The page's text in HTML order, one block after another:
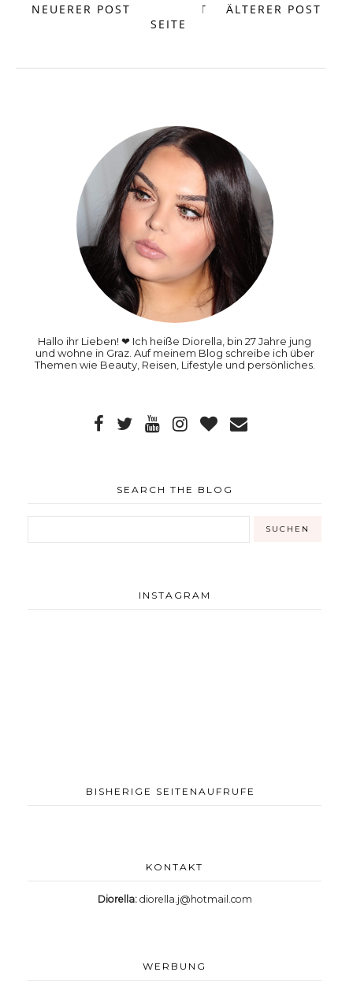
NEUERER POST ÄLTERER POST
START
SEITE
Hallo ihr Lieben! ❤ Ich heiße Diorella, bin 27 Jahre jung
und wohne in Graz. Auf meinem Blog schreibe ich über
Themen wie Beauty, Reisen, Lifestyle und persönliches.
SEARCH THE BLOG
INSTAGRAM
BISHERIGE SEITENAUFRUFE
KONTAKT
Diorella: diorella.j@hotmail.com
WERBUNG